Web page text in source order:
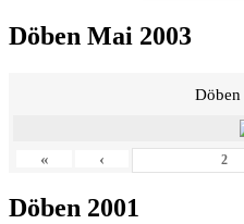
Döben Mai 2003
« ‹
Döben 2001